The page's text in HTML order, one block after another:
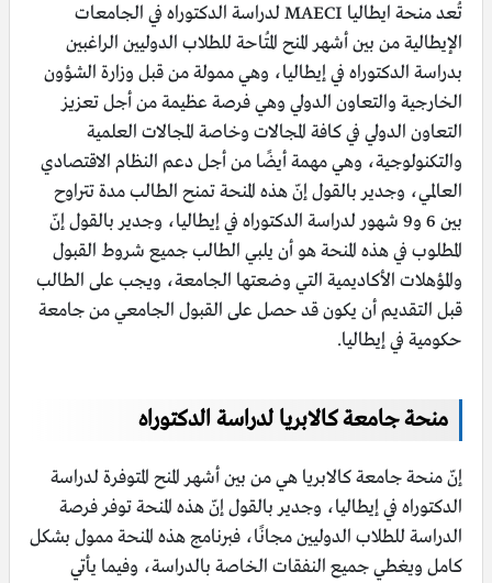
تُعد منحة ايطاليا MAECI لدراسة الدكتوراه في الجامعات
الإيطالية من بين أشهر المنح المُتاحة للطلاب الدوليين الراغبين
بدراسة الدكتوراه في إيطاليا، وهي ممولة من قبل وزارة الشؤون
الخارجية والتعاون الدولي وهي فرصة عظيمة من أجل تعزيز
التعاون الدولي في كافة المجالات وخاصة المجالات العلمية
والتكنولوجية، وهي مهمة أيضًا من أجل دعم النظام الاقتصادي
العالمي، وجدير بالقول إنّ هذه المنحة تمنح الطالب مدة تتراوح
بين 6 و9 شهور لدراسة الدكتوراه في إيطاليا، وجدير بالقول إنّ
المطلوب في هذه المنحة هو أن يلبي الطالب جميع شروط القبول
والمؤهلات الأكاديمية التي وضعتها الجامعة، ويجب على الطالب
قبل التقديم أن يكون قد حصل على القبول الجامعي من جامعة
حكومية في إيطاليا.
منحة جامعة كالابريا لدراسة الدكتوراه
إنّ منحة جامعة كالابريا هي من بين أشهر المنح المتوفرة لدراسة
الدكتوراه في إيطاليا، وجدير بالقول إنّ هذه المنحة توفر فرصة
الدراسة للطلاب الدوليين مجانًا، فبرنامج هذه المنحة ممول بشكل
كامل ويغطي جميع النفقات الخاصة بالدراسة، وفيما يأتي